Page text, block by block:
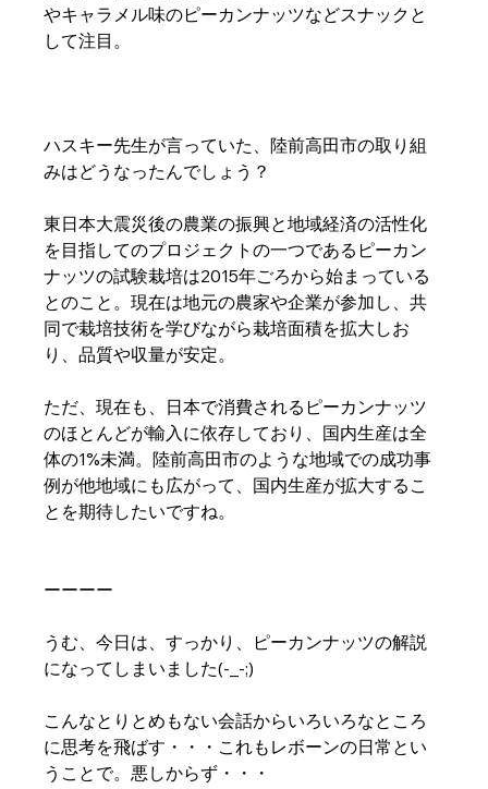
やキャラメル味のピーカンナッツなどスナックと
して注目。
ハスキー先生が言っていた、陸前高田市の取り組
みはどうなったんでしょう？
東日本大震災後の農業の振興と地域経済の活性化
を目指してのプロジェクトの一つであるピーカン
ナッツの試験栽培は2015年ごろから始まっている
とのこと。現在は地元の農家や企業が参加し、共
同で栽培技術を学びながら栽培面積を拡大しお
り、品質や収量が安定。
ただ、現在も、日本で消費されるピーカンナッツ
のほとんどが輸入に依存しており、国内生産は全
体の1%未満。陸前高田市のような地域での成功事
例が他地域にも広がって、国内生産が拡大するこ
とを期待したいですね。
ーーーー
うむ、今日は、すっかり、ピーカンナッツの解説
になってしまいました(-_-;)
こんなとりとめもない会話からいろいろなところ
に思考を飛ばす・・・これもレボーンの日常とい
うことで。悪しからず・・・